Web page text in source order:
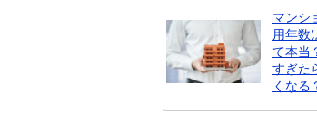
マンシ
用年数
て本当
すぎた
くなる